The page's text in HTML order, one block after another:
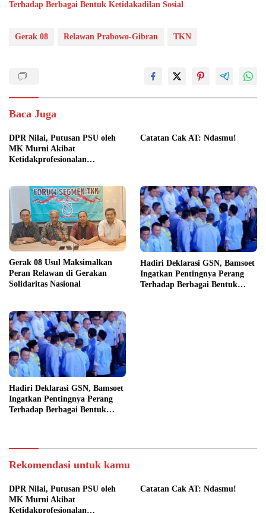
Terhadap Berbagai Bentuk Ketidakadilan Sosial
Gerak 08 Relawan Prabowo-Gibran TKN
Baca Juga
DPR Nilai, Putusan PSU oleh
MK Murni Akibat
Ketidakprofesionalan
Catatan Cak AT: Ndasmu!
Gerak 08 Usul Maksimalkan
Peran Relawan di Gerakan
Solidaritas Nasional
Hadiri Deklarasi GSN, Bamsoet
Ingatkan Pentingnya Perang
Terhadap Berbagai Bentuk
Hadiri Deklarasi GSN, Bamsoet
Ingatkan Pentingnya Perang
Terhadap Berbagai Bentuk
Rekomendasi untuk kamu
DPR Nilai, Putusan PSU oleh
MK Murni Akibat
Ketidakprofesionalan
Catatan Cak AT: Ndasmu!